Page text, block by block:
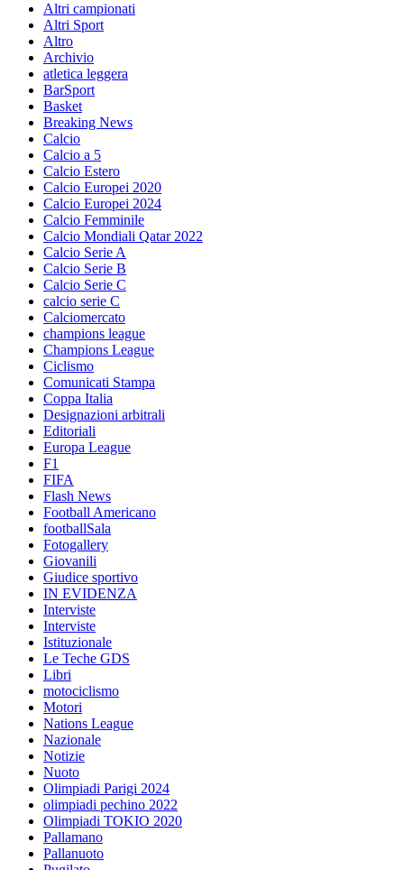
Altri campionati
Altri Sport
Altro
Archivio
atletica leggera
BarSport
Basket
Breaking News
Calcio
Calcio a 5
Calcio Estero
Calcio Europei 2020
Calcio Europei 2024
Calcio Femminile
Calcio Mondiali Qatar 2022
Calcio Serie A
Calcio Serie B
Calcio Serie C
calcio serie C
Calciomercato
champions league
Champions League
Ciclismo
Comunicati Stampa
Coppa Italia
Designazioni arbitrali
Editoriali
Europa League
F1
FIFA
Flash News
Football Americano
footballSala
Fotogallery
Giovanili
Giudice sportivo
IN EVIDENZA
Interviste
Interviste
Istituzionale
Le Teche GDS
Libri
motociclismo
Motori
Nations League
Nazionale
Notizie
Nuoto
Olimpiadi Parigi 2024
olimpiadi pechino 2022
Olimpiadi TOKIO 2020
Pallamano
Pallanuoto